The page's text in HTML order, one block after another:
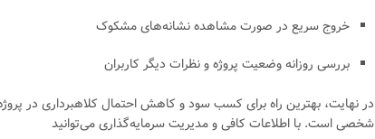
خروج سریع در صورت مشاهده نشانه‌های مشکوک
بررسی روزانه وضعیت پروژه و نظرات دیگر کاربران
شخصی است. با اطلاعات کافی و مدیریت سرمایه‌گذاری می‌توانید